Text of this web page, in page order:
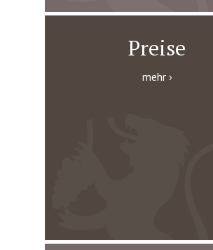
Preise
mehr